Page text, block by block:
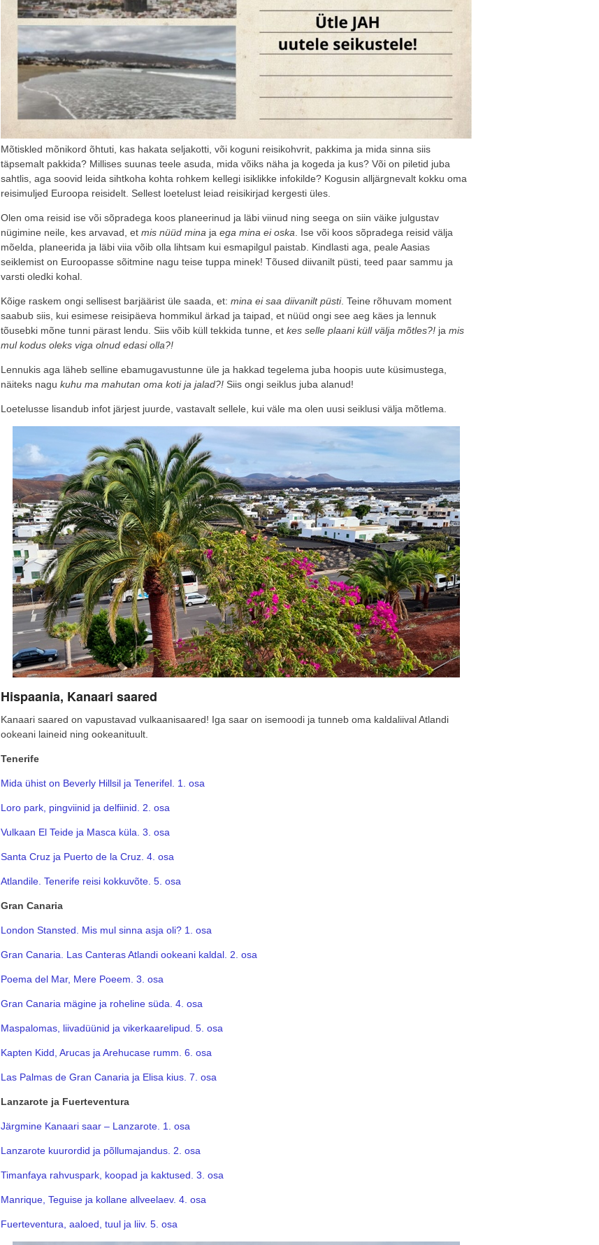
Mõtiskled mõnikord õhtuti, kas hakata seljakotti, või koguni reisikohvrit, pakkima ja mida sinna siis
täpsemalt pakkida? Millises suunas teele asuda, mida võiks näha ja kogeda ja kus? Või on piletid juba
sahtlis, aga soovid leida sihtkoha kohta rohkem kellegi isiklikke infokilde? Kogusin alljärgnevalt kokku oma
reisimuljed Euroopa reisidelt. Sellest loetelust leiad reisikirjad kergesti üles.
Olen oma reisid ise või sõpradega koos planeerinud ja läbi viinud ning seega on siin väike julgustav
nügimine neile, kes arvavad, et mis nüüd mina ja ega mina ei oska . Ise või koos sõpradega reisid välja
mõelda, planeerida ja läbi viia võib olla lihtsam kui esmapilgul paistab. Kindlasti aga, peale Aasias
seiklemist on Euroopasse sõitmine nagu teise tuppa minek! Tõused diivanilt püsti, teed paar sammu ja
varsti oledki kohal.
Kõige raskem ongi sellisest barjäärist üle saada, et: mina ei saa diivanilt püsti. Teine rõhuvam moment
saabub siis, kui esimese reisipäeva hommikul ärkad ja taipad, et nüüd ongi see aeg käes ja lennuk
tõusebki mõne tunni pärast lendu. Siis võib küll tekkida tunne, et kes selle plaani küll välja mõtles?! ja mis
mul kodus oleks viga olnud edasi olla?!
Lennukis aga läheb selline ebamugavustunne üle ja hakkad tegelema juba hoopis uute küsimustega,
näiteks nagu kuhu ma mahutan oma koti ja jalad?! Siis ongi seiklus juba alanud!
Loetelusse lisandub infot järjest juurde, vastavalt sellele, kui väle ma olen uusi seiklusi välja mõtlema.
Hispaania, Kanaari saared
Kanaari saared on vapustavad vulkaanisaared! Iga saar on isemoodi ja tunneb oma kaldaliival Atlandi
ookeani laineid ning ookeanituult.
Tenerife
Mida ühist on Beverly Hillsil ja Tenerifel. 1. osa
Loro park, pingviinid ja delfiinid. 2. osa
Vulkaan El Teide ja Masca küla. 3. osa
Santa Cruz ja Puerto de la Cruz. 4. osa
Atlandile. Tenerife reisi kokkuvõte. 5. osa
Gran Canaria
London Stansted. Mis mul sinna asja oli? 1. osa
Gran Canaria. Las Canteras Atlandi ookeani kaldal. 2. osa
Poema del Mar, Mere Poeem. 3. osa
Gran Canaria mägine ja roheline süda. 4. osa
Maspalomas, liivadüünid ja vikerkaarelipud. 5. osa
Kapten Kidd, Arucas ja Arehucase rumm. 6. osa
Las Palmas de Gran Canaria ja Elisa kius. 7. osa
Lanzarote ja Fuerteventura
Järgmine Kanaari saar – Lanzarote. 1. osa
Lanzarote kuurordid ja põllumajandus. 2. osa
Timanfaya rahvuspark, koopad ja kaktused. 3. osa
Manrique, Teguise ja kollane allveelaev. 4. osa
Fuerteventura, aaloed, tuul ja liiv. 5. osa